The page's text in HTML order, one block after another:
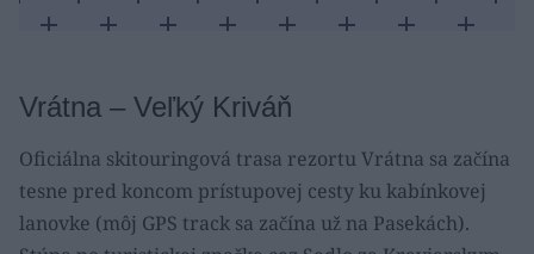
Vrátna – Veľký Kriváň
Oficiálna skitouringová trasa rezortu Vrátna sa začína
tesne pred koncom prístupovej cesty ku kabínkovej
lanovke (môj GPS track sa začína už na Pasekách).